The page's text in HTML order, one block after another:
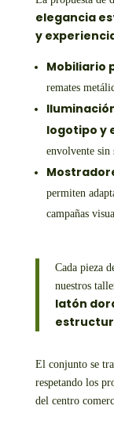
elegancia
y
Mobiliario
remates
logotipo y
envolvente sin
permiten
campañas
Cada pieza
nuestros
latón
El conjunto se
respetando los
del centro